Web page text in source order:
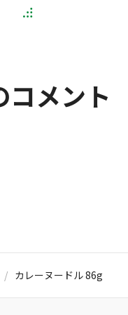
コメント
カレーヌードル 86g